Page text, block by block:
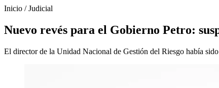
Inicio /Judicial
Nuevo revés para el Gobierno Petro:
El director de la Unidad Nacional de Gestión del Riesgo había